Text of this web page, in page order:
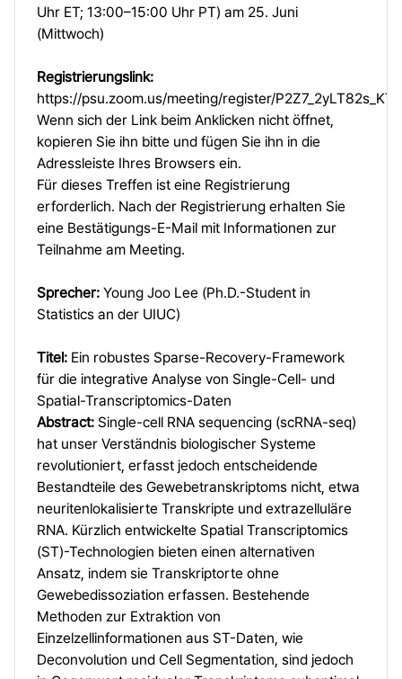
Uhr ET; 13:00–15:00 Uhr PT) am 25. Juni
(Mittwoch)
Registrierungslink:
https://psu.zoom.us/meeting/register/
Wenn sich der Link beim Anklicken nicht öffnet,
kopieren Sie ihn bitte und fügen Sie ihn in die
Adressleiste Ihres Browsers ein.
Für dieses Treffen ist eine Registrierung
erforderlich. Nach der Registrierung erhalten Sie
eine Bestätigungs-E-Mail mit Informationen zur
Teilnahme am Meeting.
Sprecher: Young Joo Lee (Ph.D.-Student in
Statistics an der UIUC)
Titel: Ein robustes Sparse-Recovery-Framework
für die integrative Analyse von Single-Cell- und
Spatial-Transcriptomics-Daten
Abstract: Single-cell RNA sequencing (scRNA-seq)
hat unser Verständnis biologischer Systeme
revolutioniert, erfasst jedoch entscheidende
Bestandteile des Gewebetranskriptoms nicht, etwa
neuritenlokalisierte Transkripte und extrazelluläre
RNA. Kürzlich entwickelte Spatial Transcriptomics
(ST)-Technologien bieten einen alternativen
Ansatz, indem sie Transkriptorte ohne
Gewebedissoziation erfassen. Bestehende
Methoden zur Extraktion von
Einzelzellinformationen aus ST-Daten, wie
Deconvolution und Cell Segmentation, sind jedoch